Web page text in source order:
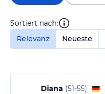
Sortiert nach:
Relevanz
Neueste
Diana (51-55)